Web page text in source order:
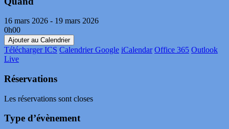
16 mars 2026 - 19 mars 2026
0h00
Ajouter au Calendrier
Télécharger ICS Calendrier Google iCalendar Office 365 Outlook
Live
Réservations
Les réservations sont closes
Type d’évènement